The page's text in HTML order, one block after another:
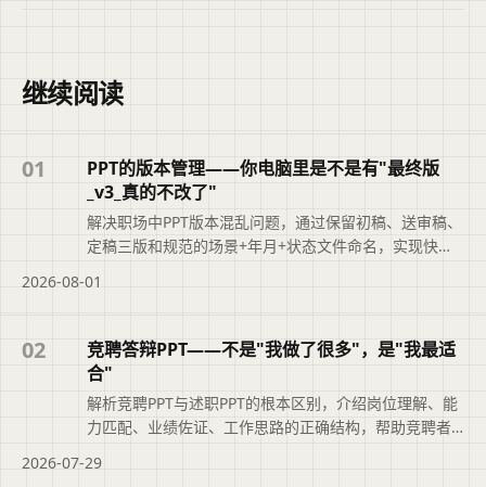
继续阅读
01
PPT的版本管理——你电脑里是不是有"最终版
_v3_真的不改了"
解决职场中PPT版本混乱问题，通过保留初稿、送审稿、
定稿三版和规范的场景+年月+状态文件命名，实现快速
2026-08-01
02
竞聘答辩PPT——不是"我做了很多"，是"我最适
合"
解析竞聘PPT与述职PPT的根本区别，介绍岗位理解、能
力匹配、业绩佐证、工作思路的正确结构，帮助竞聘者
2026-07-29